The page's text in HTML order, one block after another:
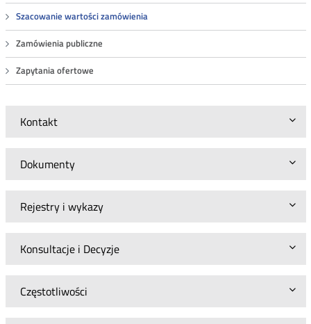
Szacowanie wartości zamówienia
Zamówienia publiczne
Zapytania ofertowe
Kontakt
Dokumenty
Rejestry i wykazy
Konsultacje i Decyzje
Częstotliwości